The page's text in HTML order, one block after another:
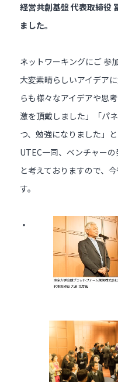
経営共創基盤 代表取締役
ました。
ネットワーキングにご 参
大変素晴らしいアイデア
らも様々なアイデアや思
激を頂戴しました」「パ
つ、勉強になりました」
UTEC一同、ベンチャー
と考えておりますので、
す。